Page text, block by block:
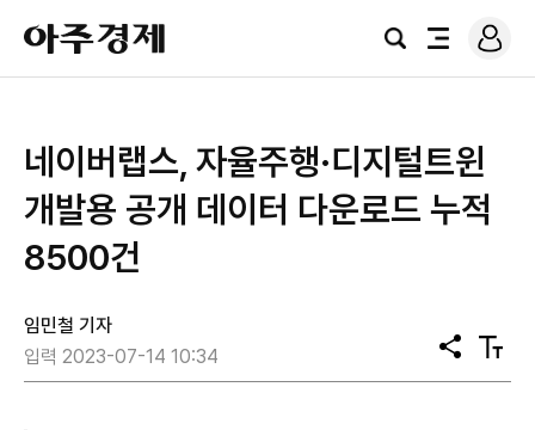
아
주
경
검
전
로
그
네이버랩스, 자율주행·디지털트윈
개발용 공개 데이터 다운로드 누적
8500건
임민철 기자
입력 2023-07-14 10:34
공
유
텍
스